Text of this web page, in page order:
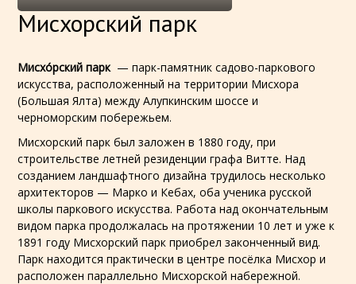
Мисхорский парк
Мисхо́рский парк— парк-памятниксадово-паркового
искусства, расположенный на территории Мисхора
(Большая Ялта) между Алупкинским шоссе и
черноморским побережьем.
Мисхорский парк был заложен в 1880 году, при
строительстве летней резиденцииграфа Витте. Над
созданием ландшафтного дизайна трудилось несколько
архитекторов — Марко и Кебах, оба ученика русской
школы паркового искусства. Работа над окончательным
видом парка продолжалась на протяжении 10 лет и уже к
1891 году Мисхорский парк приобрел законченный вид.
Парк находится практически в центре посёлка Мисхор и
расположен параллельно Мисхорской набережной.